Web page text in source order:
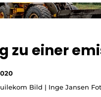
zu einer
Bild | Inge Jansen